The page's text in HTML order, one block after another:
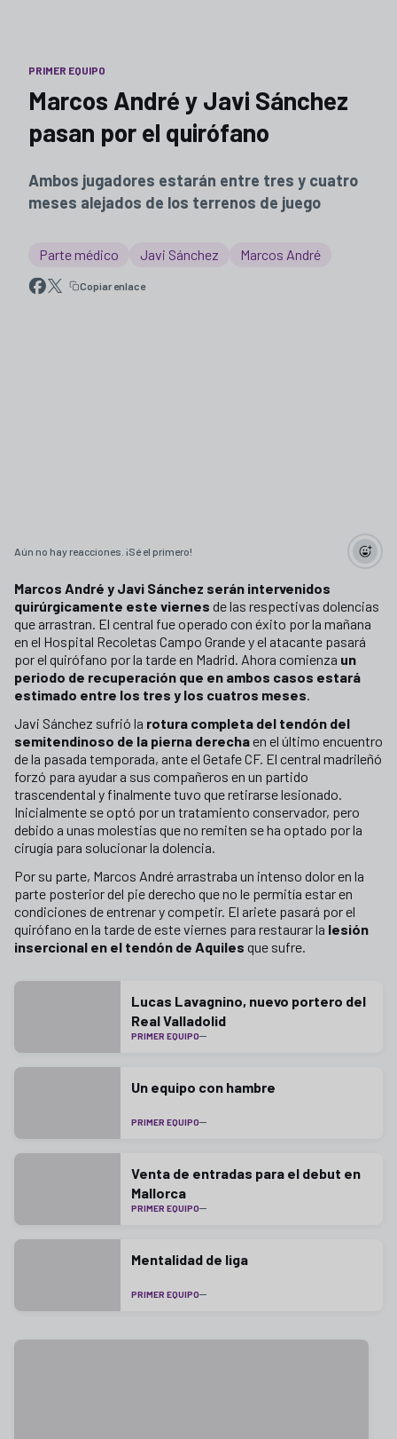
PRIMER EQUIPO
Marcos André y Javi Sánchez
pasan por el quirófano
Ambos jugadores estarán entre tres y cuatro
meses alejados de los terrenos de juego
Parte médico Javi Sánchez Marcos André
Copiar enlace
Aún no hay reacciones. ¡Sé el primero!
Marcos André y Javi Sánchez serán intervenidos
quirúrgicamente este viernes de las respectivas dolencias
que arrastran. El central fue operado con éxito por la mañana
en el Hospital Recoletas Campo Grande y el atacante pasará
por el quirófano por la tarde en Madrid. Ahora comienza un
periodo de recuperación que en ambos casos estará
estimado entre los tres y los cuatros meses.
Javi Sánchez sufrió la rotura completa del tendón del
semitendinoso de la pierna derechaen el último encuentro
de la pasada temporada, ante el Getafe CF. El central madrileñó
forzó para ayudar a sus compañeros en un partido
trascendental y finalmente tuvo que retirarse lesionado.
Inicialmente se optó por un tratamiento conservador, pero
debido a unas molestias que no remiten se ha optado por la
cirugía para solucionar la dolencia.
Por su parte, Marcos André arrastraba un intenso dolor en la
parte posterior del pie derecho que no le permitía estar en
condiciones de entrenar y competir. El ariete pasará por el
quirófano en la tarde de este viernes para restaurar la lesión
insercional en el tendón de Aquiles que sufre.
Lucas Lavagnino, nuevo portero del
Real Valladolid
PRIMER EQUIPO
Un equipo con hambre
PRIMER EQUIPO
Venta de entradas para el debut en
Mallorca
PRIMER EQUIPO
Mentalidad de liga
PRIMER EQUIPO